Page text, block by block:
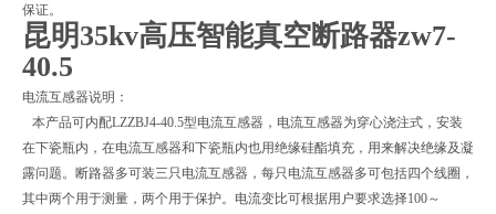
保证。
昆明35kv高压智能真空断路器zw7-
40.5
电流互感器说明：
本产品可内配LZZBJ4-40.5型电流互感器，电流互感器为穿心浇注式，安装
在下瓷瓶内，在电流互感器和下瓷瓶内也用绝缘硅酯填充，用来解决绝缘及凝
露问题。断路器多可装三只电流互感器，每只电流互感器多可包括四个线圈，
其中两个用于测量，两个用于保护。电流变比可根据用户要求选择100～